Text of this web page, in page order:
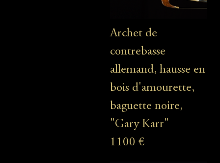
Archet de
contrebasse
allemand, hausse en
bois d'amourette,
baguette noire,
"Gary Karr"
1100 €